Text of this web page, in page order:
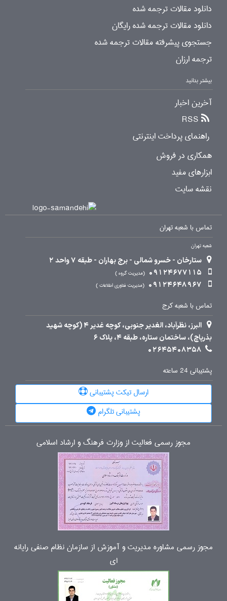
دانلود مقالات ترجمه شده
دانلود مقالات ترجمه شده رایگان
جستجوی پیشرفته مقالات ترجمه شده
ترجمه ارزان
بیشتر بدانید
آخرین اخبار
RSS
راهنمای پرداخت اینترنتی
همکاری در فروش
ابزارهای مفید
نقشه سایت
تماس با شعبه تهران
شعبه تهران
ستارخان - خسرو شمالی - برج بهاران - طبقه 7 واحد 2
09124677115
مدیریت گروه
09124648967 مدیریت فناوری اطلاعات
تماس با شعبه کرج
البرز، نظرآباد، الغدیر جنوبی، کوچه غدیر 4 (کوچه شهید
بذرپاچ)، ساختمان ستاره، طبقه 4، پلاک 6
02645408358
پشتیبانی 24 ساعته
ارسال تیکت پشتیبانی
پشتیبانی تلگرام
مجوز رسمی فعالیت از وزارت فرهنگ و ارشاد اسلامی
مجوز رسمی مشاوره مدیریت و آموزش از سازمان نظام صنفی رایانه
ای